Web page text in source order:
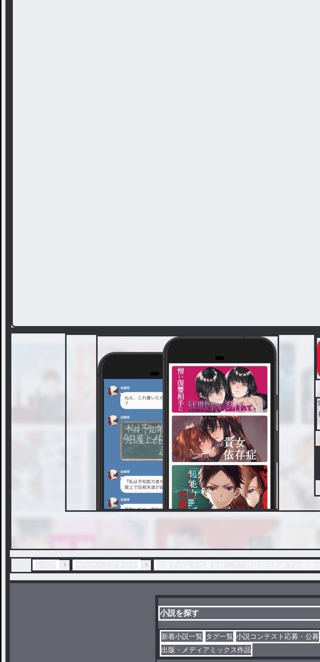
小説を探す
新着小説一覧 タグ一覧 小説コンテスト応募・公募
出版・メディアミックス作品